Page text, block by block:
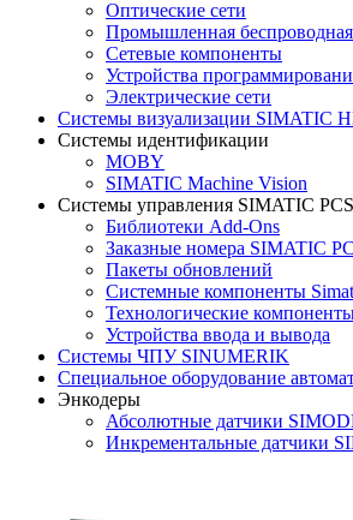
Оптические сети
Промышленная беспроводная
Сетевые компоненты
Устройства
Электрические сети
Системы визуализации SIMATIC
Системы идентификации
MOBY
SIMATIC Machine Vision
Системы управления SIMATIC
Библиотеки Add-Ons
Заказные номера SIMATIC
Пакеты обновлений
Системные компоненты
Технологические
Устройства ввода и вывода
Системы ЧПУ SINUMERIK
Специальное оборудование
Энкодеры
Абсолютные датчики
Инкрементальные датчики